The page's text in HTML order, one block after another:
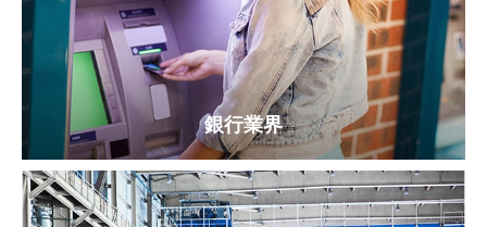
銀行業界